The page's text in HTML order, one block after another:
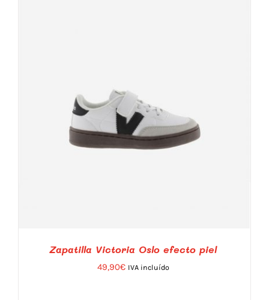
Zapatilla Victoria Oslo efecto piel
49,90€ IVA incluído